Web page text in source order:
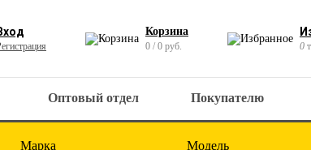
Корзина
0 / 0 руб. 0
Оптовый отдел Покупателю
Марка Модель